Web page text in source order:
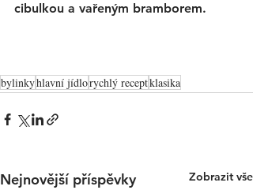
cibulkou a vařeným bramborem.
bylinkyhlavní jídlorychlý receptklasika
Nejnovější příspěvky Zobrazit vše